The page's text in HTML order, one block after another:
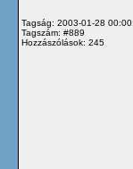
Tagság: 2003-01-28
Tagszám: #889
Hozzászólások: 245